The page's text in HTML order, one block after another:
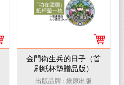
金門衛生兵的日子（首
刷紙杯墊贈品版）
出版品牌 : 燎原出版